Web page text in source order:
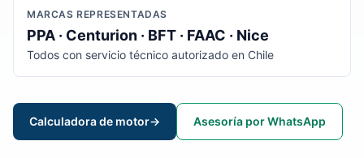
MARCAS REPRESENTADAS
PPA · Centurion · BFT · FAAC · Nice
Todos con servicio técnico autorizado en Chile
Calculadora de motor→ Asesoría por WhatsApp